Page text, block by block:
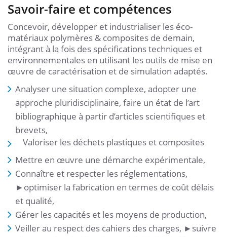
Savoir-faire et compétences
Concevoir, développer et industrialiser les éco-
matériaux polymères & composites de demain,
intégrant à la fois des spécifications techniques et
environnementales en utilisant les outils de mise en
œuvre de caractérisation et de simulation adaptés.
Analyser une situation complexe, adopter une
approche pluridisciplinaire, faire un état de l’art
bibliographique à partir d’articles scientifiques et
brevets,
Valoriser les déchets plastiques et composites
Mettre en œuvre une démarche expérimentale,
Connaître et respecter les réglementations,
►optimiser la fabrication en termes de coût délais
et qualité,
Gérer les capacités et les moyens de production,
Veiller au respect des cahiers des charges, ►suivre